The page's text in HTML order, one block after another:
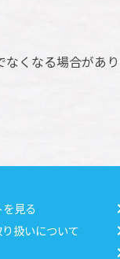
くなる場合があり
見る
扱いについて